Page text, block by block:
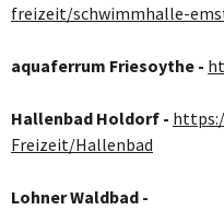
freizeit/schwimmhalle-
aquaferrum Friesoythe -
Hallenbad Holdorf -
Freizeit/Hallenbad
Lohner Waldbad -